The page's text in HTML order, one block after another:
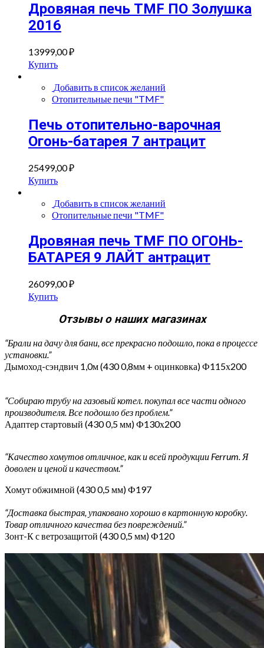
Дровяная печь TMF ПО Золушка
2016
13999,00₽
Купить
Добавить в список желаний
Отопительные печи "TMF"
Печь отопительно-варочная
Огонь-батарея 7 антрацит
25499,00₽
Купить
Добавить в список желаний
Отопительные печи "TMF"
Дровяная печь TMF ПО ОГОНЬ-
БАТАРЕЯ 9 ЛАЙТ антрацит
26099,00₽
Купить
Отзывы о наших магазинах
“Брали на дачу для бани, все прекрасно подошло, пока в процессе
установки.”
Дымоход-сэндвич 1,0м (430 0,8мм + оцинковка) Ф115х200
“Собираю трубу на газовый котел. покупал все части одного
производителя. Все подошло без проблем.”
Адаптер стартовый (430 0,5 мм) Ф130х200
“Качество хомутов отличное, как и всей продукции Ferrum. Я
доволен и ценой и качеством.”
Хомут обжимной (430 0,5 мм) Ф197
“Доставка быстрая, упаковано хорошо в картонную коробку.
Товар отличного качества без повреждений.”
Зонт-К с ветрозащитой (430 0,5 мм) Ф120